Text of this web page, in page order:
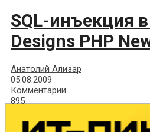
SQL-инъекция в
Designs PHP
Анатолий Ализар
05.08.2009
Комментарии
895